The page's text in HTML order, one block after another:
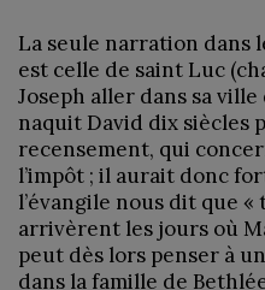
La seule narration dans
est celle de saint Luc
Joseph aller dans sa
naquit David dix siècles
recensement, qui
l’impôt ; il aurait donc
l’évangile nous dit que «
arrivèrent les jours où
peut dès lors penser à
dans la famille de